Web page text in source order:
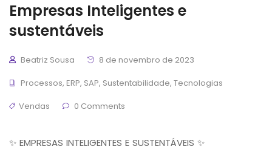
Empresas Inteligentes e
sustentáveis
Beatriz Sousa
8 de novembro de 2023
Processos, ERP, SAP, Sustentabilidade, Tecnologias
Vendas
0 Comments
✨ EMPRESAS INTELIGENTES E SUSTENTÁVEIS ✨